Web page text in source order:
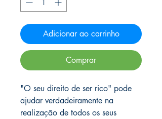
Adicionar ao carrinho
Comprar
"O seu direito de ser rico" pode
ajudar verdadeiramente na
realização de todos os seus